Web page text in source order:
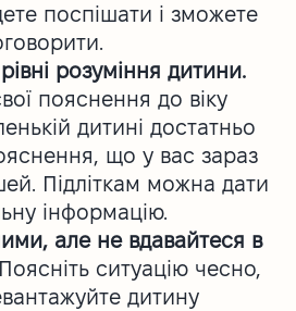
поспішати і зможете
розуміння дитини.
пояснення до віку
дитині достатньо
що у вас зараз
Підліткам можна дати
інформацію.
але не вдавайтеся в
ситуацію чесно,
дитину